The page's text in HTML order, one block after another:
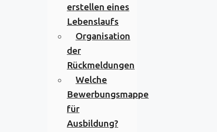
erstellen eines
Lebenslaufs
Organisation
der
Rückmeldungen
Welche
Bewerbungsmappe
für
Ausbildung?